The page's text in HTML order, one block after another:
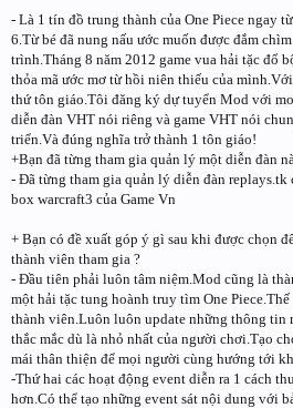
- Là 1 tín đồ trung thành của One Piece ngay
6.Từ bé đã nung nấu ước muốn được đắm
trình.Tháng 8 năm 2012 game vua hải tặc đổ
thỏa mã ước mơ từ hồi niên thiếu của
thứ tôn giáo.Tôi đăng ký dự tuyển Mod với
diễn đàn VHT nói riêng và game VHT nói
triển.Và đúng nghĩa trở thành 1 tôn giáo!
+Bạn đã từng tham gia quản lý một diễn đàn
- Đã từng tham gia quản lý diễn đàn replays.tk
box warcraft3 của Game Vn
+ Bạn có đề xuất góp ý gì sau khi được chọn
thành viên tham gia ?
- Đầu tiên phải luôn tâm niệm.Mod cũng là
một hải tặc tung hoành truy tìm One
thành viên.Luôn luôn update những thông tin
thắc mắc dù là nhỏ nhất của người chơi.Tạo
mái thân thiện để mọi người cùng hướng tới
-Thứ hai các hoạt động event diễn ra 1 cách
hơn.Có thể tạo những event sát nội dung với